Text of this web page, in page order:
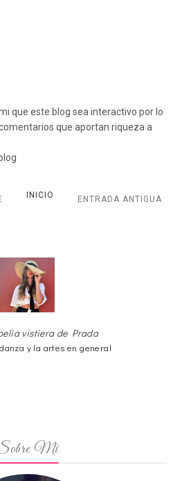
que este blog sea interactivo por lo
que aportan riqueza a
ENTRADA ANTIGUA
INICIO
vistiera de Prada
y la artes en general
Mi